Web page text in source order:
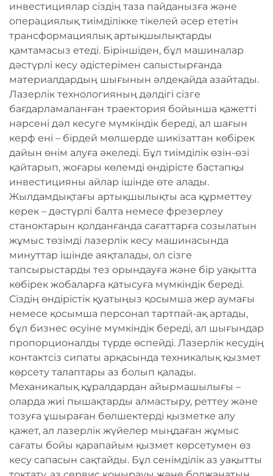
инвестициялар сіздің таза пайданызға және
операциялық тиімділікке тікелей әсер ететін
трансформациялық артықшылықтарды
қамтамасыз етеді. Біріншіден, бұл машиналар
дәстүрлі кесу әдістерімен салыстырғанда
материалдардың шығынын әлдеқайда азайтады.
Лазерлік технологияның дәлдігі сізге
бағдарламаланған траектория бойынша қажетті
нәрсені дәл кесуге мүмкіндік береді, ал шағын
керф ені – бірдей мөлшерде шикізаттан көбірек
дайын өнім алуға әкеледі. Бұл тиімділік өзін-өзі
қайтарып, жоғары көлемді өндірісте бастапқы
инвестицияны айлар ішінде өте алады.
Жылдамдықтағы артықшылықты аса құрметтеу
керек – дәстүрлі балта немесе фрезерлеу
станоктарын қолданғанда сағаттарға созылатын
жұмыс төзімді лазерлік кесу машинасында
минуттар ішінде аяқталады, ол сізге
тапсырыстарды тез орындауға және бір уақытта
көбірек жобаларға қатысуға мүмкіндік береді.
Сіздің өндірістік қуатыңыз қосымша жер аумағы
немесе қосымша персонал тартпай-ақ артады,
бұл бизнес өсуіне мүмкіндік береді, ал шығындар
пропорционалды түрде өспейді. Лазерлік кесудің
контактсіз сипаты арқасында техникалық қызмет
көрсету талаптары аз болып қалады.
Механикалық құралдардан айырмашылығы –
оларда жиі пышақтарды алмастыру, реттеу және
тозуға ұшыраған бөлшектерді қызметке алу
қажет, ал лазерлік жүйелер мыңдаған жұмыс
сағаты бойы қарапайым қызмет көрсетумен өз
кесу сапасын сақтайды. Бұл сенімділік аз уақытты